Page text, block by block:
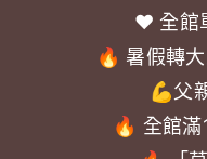
❤️ 全館
🔥 暑假轉
💪父
🔥 全館